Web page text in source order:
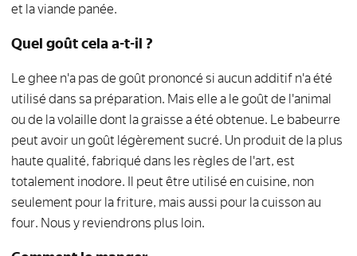
et la viande panée.
Quel goût cela a-t-il ?
Le ghee n'a pas de goût prononcé si aucun additif n'a été
utilisé dans sa préparation. Mais elle a le goût de l'animal
ou de la volaille dont la graisse a été obtenue. Le babeurre
peut avoir un goût légèrement sucré. Un produit de la plus
haute qualité, fabriqué dans les règles de l'art, est
totalement inodore. Il peut être utilisé en cuisine, non
seulement pour la friture, mais aussi pour la cuisson au
four. Nous y reviendrons plus loin.